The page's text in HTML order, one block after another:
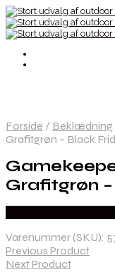
Forside / Beklædning
Grafitgrøn – Black
Grafitgrøn
Varenummer (SKU):
Previous Product
Next Product